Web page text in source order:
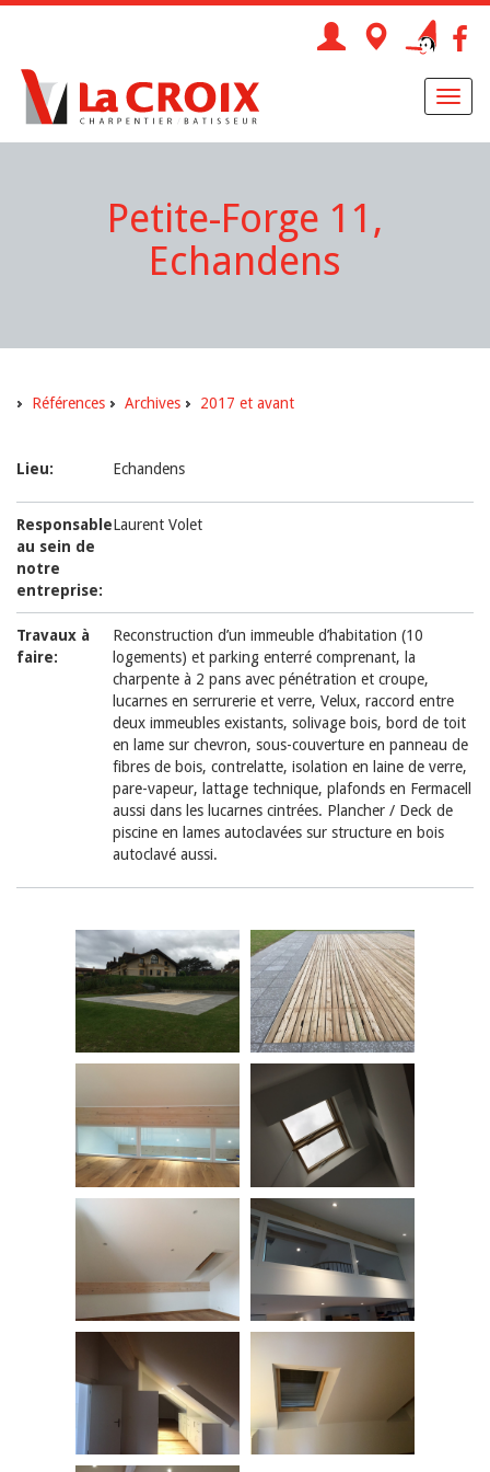
Petite-Forge 11,
Echandens
Références Archives 2017 et avant
Lieu: Echandens
Responsable
au sein de
notre
entreprise:
Laurent Volet
Travaux à
faire:
Reconstruction d’un immeuble d’habitation (10
logements) et parking enterré comprenant, la
charpente à 2 pans avec pénétration et croupe,
lucarnes en serrurerie et verre, Velux, raccord entre
deux immeubles existants, solivage bois, bord de toit
en lame sur chevron, sous-couverture en panneau de
fibres de bois, contrelatte, isolation en laine de verre,
pare-vapeur, lattage technique, plafonds en Fermacell
aussi dans les lucarnes cintrées. Plancher / Deck de
piscine en lames autoclavées sur structure en bois
autoclavé aussi.